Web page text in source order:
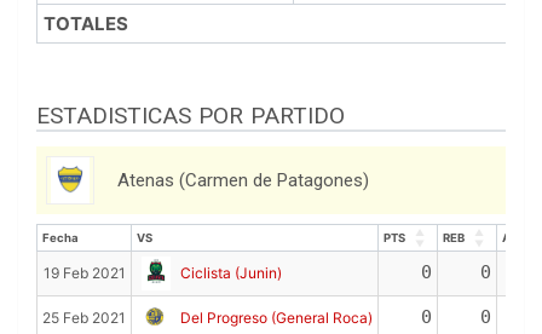
TOTALES
ESTADISTICAS POR PARTIDO
Atenas (Carmen de Patagones)
Fecha VS PTS REB
ASIS
VS
19 Feb 2021 Ciclista (Junin) 0 0
25 Feb 2021 Del Progreso (General Roca) 0 0